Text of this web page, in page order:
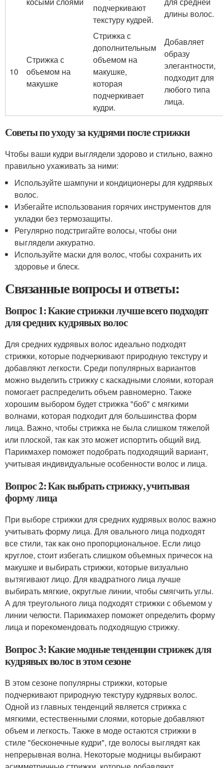
подчеркивают
текстуру кудрей.
длины волос.
10
Стрижка с
объемом на
макушке
Стрижка с
дополнительным
объемом на
макушке,
которая
подчеркивает
кудри.
Добавляет
образу
элегантности,
подходит для
любого типа
лица.
Советы по уходу за кудрями после стрижки
Чтобы ваши кудри выглядели здорово и стильно, важно
правильно ухаживать за ними:
Используйте шампуни и кондиционеры для кудрявых
волос.
Избегайте использования горячих инструментов для
укладки без термозащиты.
Регулярно подстригайте волосы, чтобы они
выглядели аккуратно.
Используйте маски для волос, чтобы сохранить их
здоровье и блеск.
Связанные вопросы и ответы:
Вопрос 1: Какие стрижки лучше всего подходят
для средних кудрявых волос
Для средних кудрявых волос идеально подходят
стрижки, которые подчеркивают природную текстуру и
добавляют легкости. Среди популярных вариантов
можно выделить стрижку с каскадными слоями, которая
помогает распределить объем равномерно. Также
хорошим выбором будет стрижка "боб" с мягкими
волнами, которая подходит для большинства форм
лица. Важно, чтобы стрижка не была слишком тяжелой
или плоской, так как это может испортить общий вид.
Парикмахер поможет подобрать подходящий вариант,
учитывая индивидуальные особенности волос и лица.
Вопрос 2: Как выбрать стрижку, учитывая
форму лица
При выборе стрижки для средних кудрявых волос важно
учитывать форму лица. Для овального лица подходят
все стили, так как оно пропорциональное. Если лицо
круглое, стоит избегать слишком объемных причесок на
макушке и выбирать стрижки, которые визуально
вытягивают лицо. Для квадратного лица лучше
выбирать мягкие, округлые линии, чтобы смягчить углы.
А для треугольного лица подходят стрижки с объемом у
линии челюсти. Парикмахер поможет определить форму
лица и порекомендовать подходящую стрижку.
Вопрос 3: Какие модные тенденции стрижек для
кудрявых волос в этом сезоне
В этом сезоне популярны стрижки, которые
подчеркивают природную текстуру кудрявых волос.
Одной из главных тенденций является стрижка с
мягкими, естественными слоями, которые добавляют
объем и легкость. Также в моде остаются стрижки в
стиле "бесконечные кудри", где волосы выглядят как
непрерывная волна. Некоторые модницы выбирают